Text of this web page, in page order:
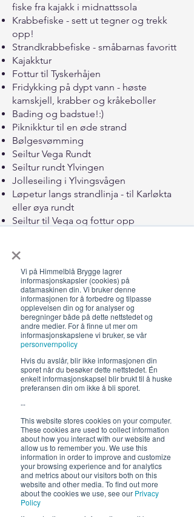
×
Vi på Himmelblå Brygge lagrer
informasjonskapsler (cookies) på
datamaskinen din. Vi bruker denne
informasjonen for å forbedre og tilpasse
opplevelsen din og for analyser og
beregninger både på dette nettstedet og
andre medier. For å finne ut mer om
informasjonskapslene vi bruker, se vår
personvernpolicy
Hvis du avslår, blir ikke informasjonen din
sporet når du besøker dette nettstedet. Én
enkelt informasjonskapsel blir brukt til å huske
preferansen din om ikke å bli sporet.
--
This website stores cookies on your computer.
These cookies are used to collect information
about how you interact with our website and
allow us to remember you. We use this
information in order to improve and customize
your browsing experience and for analytics
and metrics about our visitors both on this
website and other media. To find out more
about the cookies we use, see our Privacy
Policy
fiske fra kajakk i midnattssola
Krabbefiske - sett ut tegner og trekk
opp!
Strandkrabbefiske - småbarnas favoritt
Kajakktur
Fottur til Tyskerhåjen
Fridykking på dypt vann - høste
kamskjell, krabber og kråkeboller
Bading og badstue!:)
Piknikktur til en øde strand
Bølgesvømming
Seiltur Vega Rundt
Seiltur rundt Ylvingen
Jolleseiling i Ylvingsvågen
Løpetur langs strandlinja - til Karløkta
eller øya rundt
Seiltur til Vega og fottur opp
Torghattenhullet
Seiltur til Alstadhaug og fottur på de
Syv Søstre
Seiltur til Træna og klatring på
Trænstaven
Taresanking - høste av naturens
viktigste grønnsak